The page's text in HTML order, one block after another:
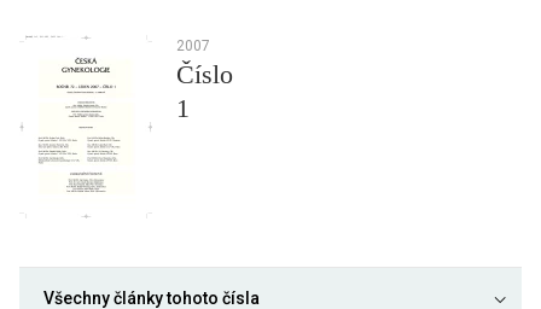
2007
Číslo
1
Všechny články tohoto čísla